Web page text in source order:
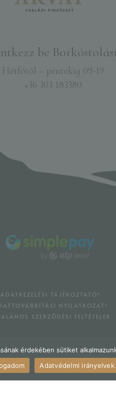
be
Hétfőtől – péntekig 09-19
+36 303 183380
ADATKEZELÉSI TÁJÉKOZTATÓ!
NYILATKOZAT!
SZERZŐDÉSI FELTÉTELEK
érdekében sütiket
Adatvédelmi irányelvek